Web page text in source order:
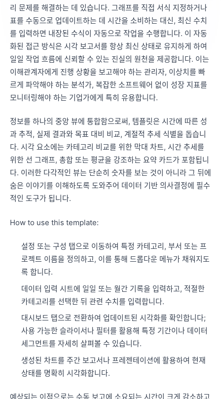
리 문제를 해결하는 데 있습니다. 그래프를 직접 서식 지정하거나
표를 수동으로 업데이트하는 데 시간을 소비하는 대신, 최신 수치
를 입력하면 내장된 수식이 자동으로 작업을 수행합니다. 이 자동
화된 접근 방식은 시각 보고서를 항상 최신 상태로 유지하게 하여
일일 작업 흐름에 신뢰할 수 있는 진실의 원천을 제공합니다. 이는
이해관계자에게 진행 상황을 보고해야 하는 관리자, 이상치를 빠
르게 파악해야 하는 분석가, 복잡한 소프트웨어 없이 성장 지표를
모니터링해야 하는 기업가에게 특히 유용합니다.
정보를 하나의 중앙 뷰에 통합함으로써, 템플릿은 시간에 따른 성
과 추적, 실제 결과와 목표 대비 비교, 계절적 추세 식별을 돕습니
다. 시각 요소에는 카테고리 비교를 위한 막대 차트, 시간 추세를
위한 선 그래프, 총합 또는 평균을 강조하는 요약 카드가 포함됩니
다. 이러한 다각적인 뷰는 단순히 숫자를 보는 것이 아니라 그 뒤에
숨은 이야기를 이해하도록 도와주어 데이터 기반 의사결정에 필수
적인 도구가 됩니다.
How to use this template:
설정 또는 구성 탭으로 이동하여 특정 카테고리, 부서 또는 프
로젝트 이름을 정의하고, 이를 통해 드롭다운 메뉴가 채워지도
록 합니다.
데이터 입력 시트에 일일 또는 월간 기록을 입력하고, 적절한
카테고리를 선택한 뒤 관련 수치를 입력합니다.
대시보드 탭으로 전환하여 업데이트된 시각화를 확인합니다;
사용 가능한 슬라이서나 필터를 활용해 특정 기간이나 데이터
세그먼트를 자세히 살펴볼 수 있습니다.
생성된 차트를 주간 보고서나 프레젠테이션에 활용하여 현재
상태를 명확히 시각화합니다.
예상되는 이점으로는 수동 보고에 소요되는 시간이 크게 감소하고